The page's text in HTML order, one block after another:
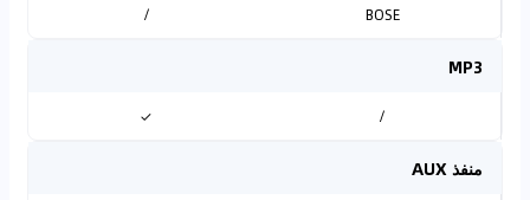
BOSE
/
MP3
/
✓
منفذ AUX